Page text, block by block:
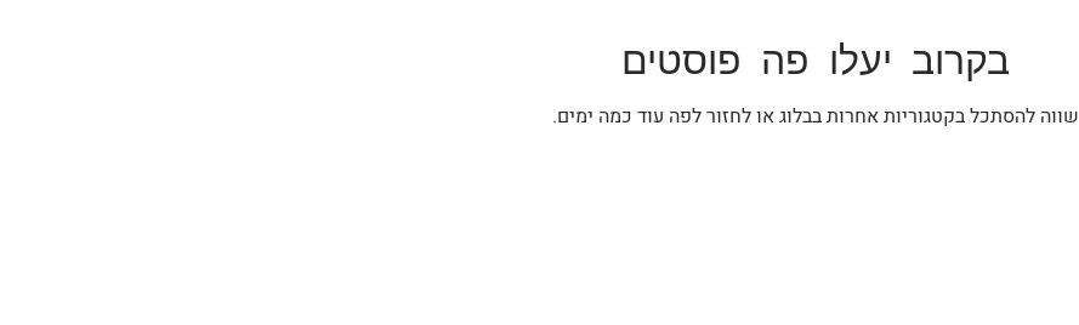
בקרוב יעלו פה פוסטים
שווה להסתכל בקטגוריות אחרות בבלוג או לחזור לפה עוד כמה ימים.